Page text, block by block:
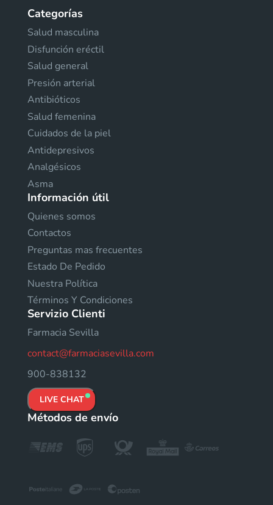
Categorías
Salud masculina
Disfunción eréctil
Salud general
Presión arterial
Antibióticos
Salud femenina
Cuidados de la piel
Antidepresivos
Analgésicos
Asma
Información útil
Quienes somos
Contactos
Preguntas mas frecuentes
Estado De Pedido
Nuestra Política
Términos Y Condiciones
Servizio Clienti
Farmacia Sevilla
contact@farmaciasevilla.com
900-838132
LIVE CHAT
Métodos de envío